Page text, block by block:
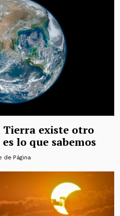
Tierra existe otro
lo que sabemos
de Página